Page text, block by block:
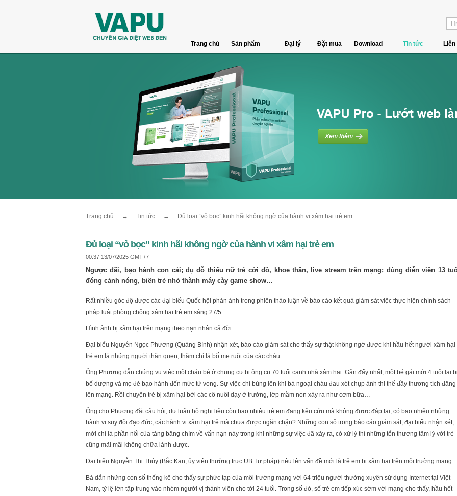
Trang chủ Sản phẩm Đại lý Đặt mua Download Tin tức Liên
Trang chủ → Tin tức → Đủ loại “vỏ bọc” kinh hãi không ngờ của hành vi xâm hại trẻ em
Đủ loại “vỏ bọc” kinh hãi không ngờ của hành vi xâm hại trẻ em
00:37 13/07/2025 GMT+7
Ngược đãi, bạo hành con cái; dụ dỗ thiếu nữ trẻ cởi đồ, khoe thân, live stream trên mạng; dùng diễn viên 13
đóng cảnh nóng, biến trẻ nhỏ thành máy cày game show…
Rất nhiều góc độ được các đại biểu Quốc hội phản ánh trong phiên thảo luận về báo cáo kết quả giám sát việc thực hiện chính sách
pháp luật phòng chống xâm hại trẻ em sáng 27/5.
Hình ảnh bị xâm hại trên mạng theo nạn nhân cả đời
Đại biểu Nguyễn Ngọc Phương (Quảng Bình) nhận xét, báo cáo giám sát cho thấy sự thật không ngờ được khi hầu hết người xâm hại
trẻ em là những người thân quen, thậm chí là bố mẹ ruột của các cháu.
Ông Phương dẫn chứng vụ việc một cháu bé ở chung cư bị ông cụ 70 tuổi cạnh nhà xâm hại. Gần đấy nhất, một bé gái mới 4 tuổi lại bị
bố dượng và mẹ đẻ bạo hành đến mức tử vong. Sự việc chỉ bùng lên khi bà ngoại cháu đau xót chụp ảnh thi thể đầy thương tích đăng
lên mạng. Rồi chuyện trẻ bị xâm hại bởi các cô nuôi dạy ở trường, lớp mầm non xảy ra như cơm bữa…
Ông cho Phương đặt câu hỏi, dư luận hồ nghi liệu còn bao nhiêu trẻ em đang kêu cứu mà không được đáp lại, có bao nhiêu những
hành vi suy đồi đạo đức, các hành vi xâm hại trẻ mà chưa được ngăn chặn? Những con số trong báo cáo giám sát, đại biểu nhận xét,
mới chỉ là phần nổi của tảng băng chìm về vấn nạn này trong khi những sự việc đã xảy ra, có xử lý thì những tổn thương tâm lý với trẻ
cũng mãi mãi không chữa lành được.
Đại biểu Nguyễn Thị Thủy (Bắc Kạn, ủy viên thường trực UB Tư pháp) nêu lên vấn đề mới là trẻ em bị xâm hại trên môi trường mạng.
Bà dẫn những con số thống kê cho thấy sự phức tạp của môi trường mạng với 64 triệu người thường xuyên sử dụng Internet tại Việt
Nam, tỷ lệ lớn tập trung vào nhóm người vị thành viên cho tới 24 tuổi. Trong số đó, số trẻ em tiếp xúc sớm với mạng cho thấy, hầu hết